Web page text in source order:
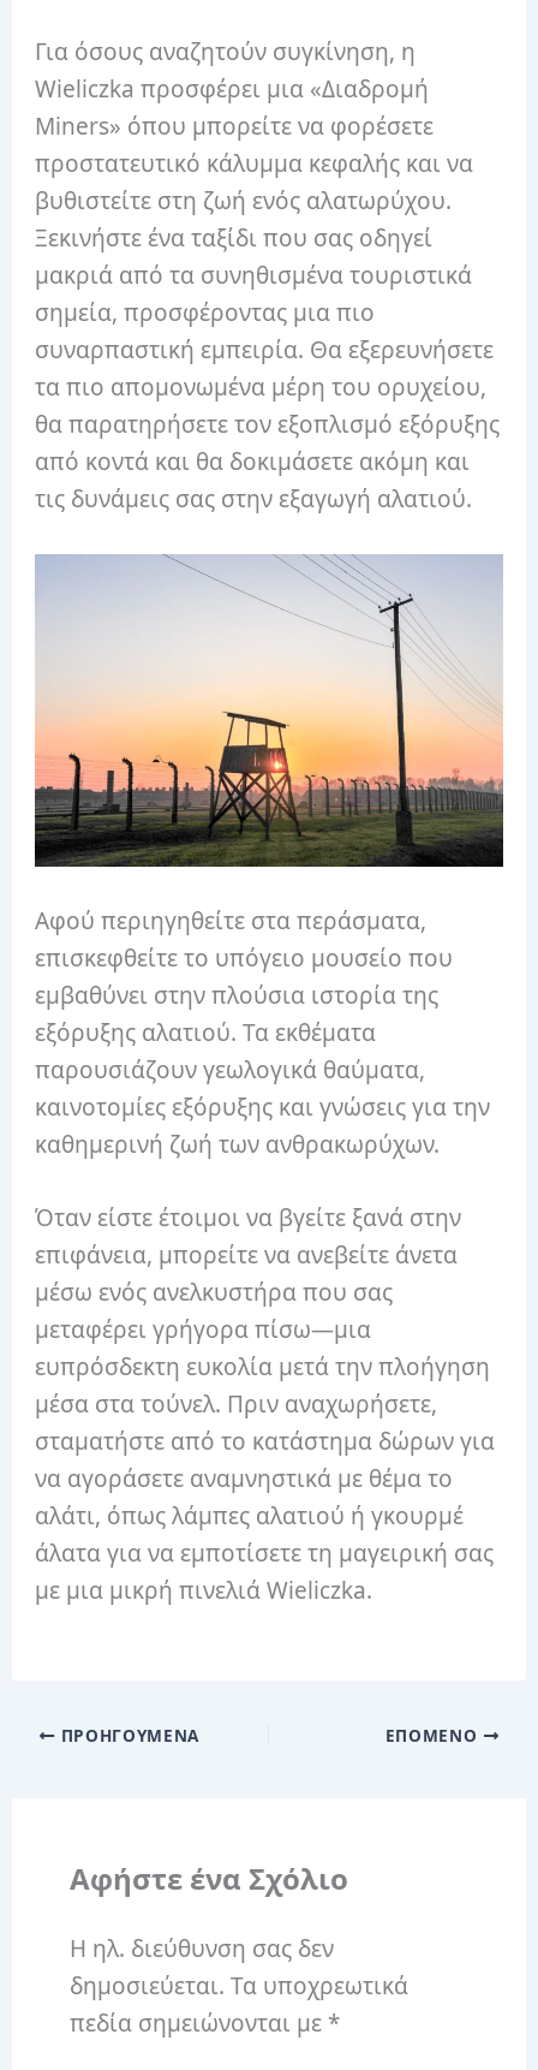
Για όσους αναζητούν συγκίνηση, η
Wieliczka προσφέρει μια «Διαδρομή
Miners» όπου μπορείτε να φορέσετε
προστατευτικό κάλυμμα κεφαλής και να
βυθιστείτε στη ζωή ενός αλατωρύχου.
Ξεκινήστε ένα ταξίδι που σας οδηγεί
μακριά από τα συνηθισμένα τουριστικά
σημεία, προσφέροντας μια πιο
συναρπαστική εμπειρία. Θα εξερευνήσετε
τα πιο απομονωμένα μέρη του ορυχείου,
θα παρατηρήσετε τον εξοπλισμό εξόρυξης
από κοντά και θα δοκιμάσετε ακόμη και
τις δυνάμεις σας στην εξαγωγή αλατιού.
Αφού περιηγηθείτε στα περάσματα,
επισκεφθείτε το υπόγειο μουσείο που
εμβαθύνει στην πλούσια ιστορία της
εξόρυξης αλατιού. Τα εκθέματα
παρουσιάζουν γεωλογικά θαύματα,
καινοτομίες εξόρυξης και γνώσεις για την
καθημερινή ζωή των ανθρακωρύχων.
Όταν είστε έτοιμοι να βγείτε ξανά στην
επιφάνεια, μπορείτε να ανεβείτε άνετα
μέσω ενός ανελκυστήρα που σας
μεταφέρει γρήγορα πίσω—μια
ευπρόσδεκτη ευκολία μετά την πλοήγηση
μέσα στα τούνελ. Πριν αναχωρήσετε,
σταματήστε από το κατάστημα δώρων για
να αγοράσετε αναμνηστικά με θέμα το
αλάτι, όπως λάμπες αλατιού ή γκουρμέ
άλατα για να εμποτίσετε τη μαγειρική σας
με μια μικρή πινελιά Wieliczka.
ΠΡΟΗΓΟΎΜΕΝΑ ΕΠΌΜΕΝΟ
Αφήστε ένα Σχόλιο
Η ηλ. διεύθυνση σας δεν
δημοσιεύεται. Τα υποχρεωτικά
πεδία σημειώνονται με *